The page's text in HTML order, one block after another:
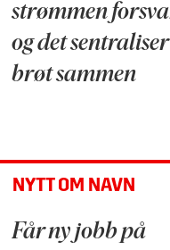
strømmen
og det
brøt sammen
NYTT OM NAVN
Får ny jobb på